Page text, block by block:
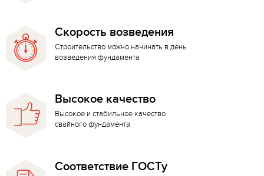
Скорость возведения
Строительство можно начинать в день
возведения фундамента
Высокое качество
Высокое и стабильное качество
свайного фундамента
Соответствие ГОСТу